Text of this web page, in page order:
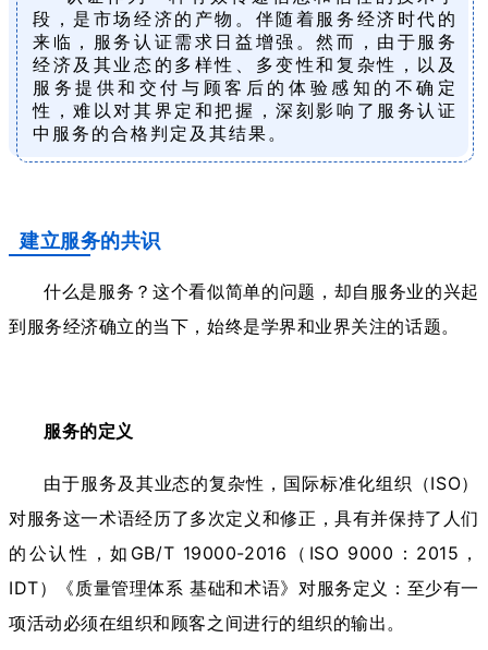
段，是市场经济的产物。伴随着服务经济时代的
来临，服务认证需求日益增强。然而，由于服务
经济及其业态的多样性、多变性和复杂性，以及
服务提供和交付与顾客后的体验感知的不确定
性，难以对其界定和把握，深刻影响了服务认证
中服务的合格判定及其结果。
建立服务的共识
什么是服务？这个看似简单的问题，却自服务业的兴起
到服务经济确立的当下，始终是学界和业界关注的话题。
服务的定义
由于服务及其业态的复杂性，国际标准化组织（ISO）
对服务这一术语经历了多次定义和修正，具有并保持了人们
的公认性，如GB/T 19000-2016（ISO 9000：2015，
IDT）《质量管理体系 基础和术语》对服务定义：至少有一
项活动必须在组织和顾客之间进行的组织的输出。